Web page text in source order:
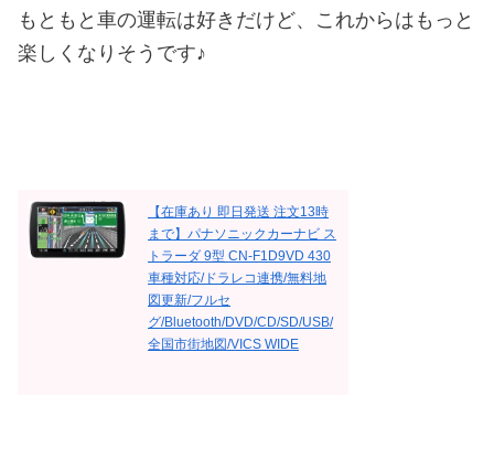
もともと車の運転は好きだけど、これからはもっと
楽しくなりそうです♪
【在庫あり 即日発送 注文13時
まで】パナソニックカーナビ ス
トラーダ 9型 CN-F1D9VD 430
車種対応/ドラレコ連携/無料地
図更新/フルセ
グ/Bluetooth/DVD/CD/SD/USB/
全国市街地図/VICS WIDE